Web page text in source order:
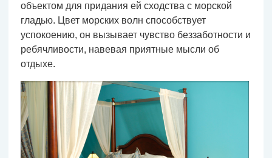
объектом для придания ей сходства с морской
гладью. Цвет морских волн способствует
успокоению, он вызывает чувство беззаботности и
ребячливости, навевая приятные мысли об
отдыхе.